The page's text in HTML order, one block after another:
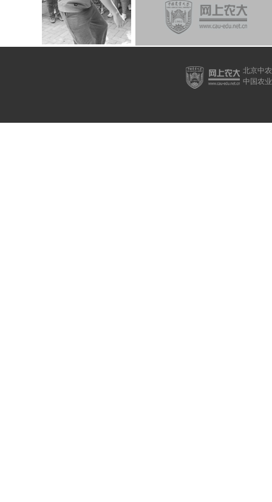
北京中
中国农